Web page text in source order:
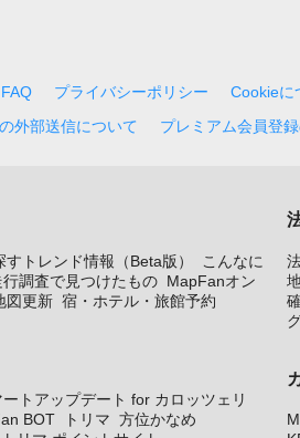
FAQ プライバシーポリシー
Cookieに
外部送信について プレミアム会員登
トレンド情報（Beta版）
こんなに
調査で見つけたもの MapFanオン
図更新 宿・ホテル・旅館予約
ートアップデート for カロッツェリ
BOT トリマ 方位かなめ